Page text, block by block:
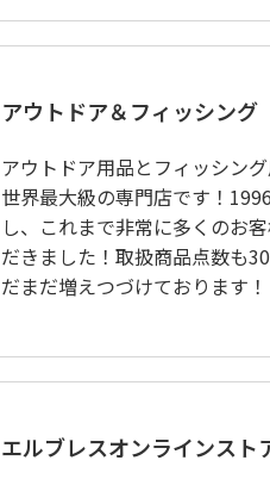
アウトドア＆フィッシン
アウトドア用品とフィッシン
世界最大級の専門店です！
し、これまで非常に多くのお
だきました！取扱商品点数も
だまだ増えつづけております！
エルブレスオンラインスト